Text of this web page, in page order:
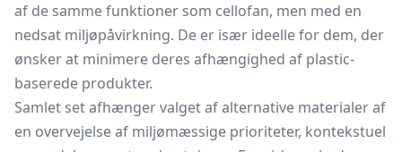
af de samme funktioner som cellofan, men med en
nedsat miljøpåvirkning. De er især ideelle for dem, der
ønsker at minimere deres afhængighed af plastic-
baserede produkter.
Samlet set afhænger valget af alternative materialer af
en overvejelse af miljømæssige prioriteter, kontekstuel